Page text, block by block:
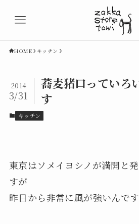
HOME キッチン
蕎麦猪口っていろ
す
2014
3/31
キッチン
東京はソメイヨシノが満開と
すが
昨日から非常に風が強いんです